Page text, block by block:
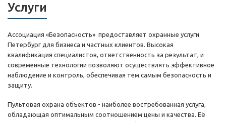
Услуги
Ассоциация «Безопасность» предоставляет охранные услуги
Петербург для бизнеса и частных клиентов. Высокая
квалификация специалистов, ответственность за результат, и
современные технологии позволяют осуществлять эффективное
наблюдение и контроль, обеспечивая тем самым безопасность и
защиту.
Пультовая охрана объектов - наиболее востребованная услуга,
обладающая оптимальным соотношением цены и качества. Её